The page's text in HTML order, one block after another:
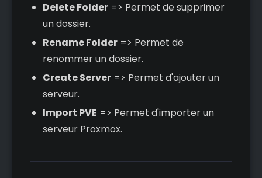
Delete Folder=> Permet de supprimer
un dossier.
Rename Folder=> Permet de
renommer un dossier.
Create Server=> Permet d'ajouter un
serveur.
Import PVE => Permet d'importer un
serveur Proxmox.